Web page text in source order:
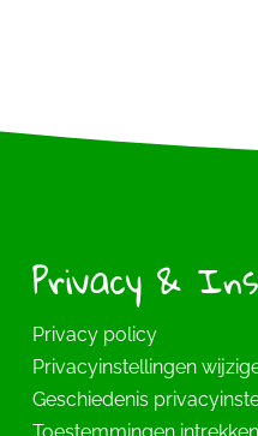
Privacy &
Privacy policy
Privacyinstellingen
Geschiedenis